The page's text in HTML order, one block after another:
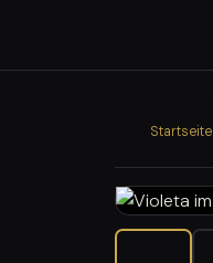
Startseite